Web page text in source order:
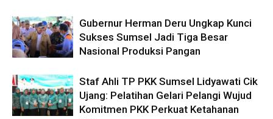
Gubernur Herman Deru Ungkap Kunci
Sukses Sumsel Jadi Tiga Besar
Nasional Produksi Pangan
Staf Ahli TP PKK Sumsel Lidyawati Cik
Ujang: Pelatihan Gelari Pelangi Wujud
Komitmen PKK Perkuat Ketahanan